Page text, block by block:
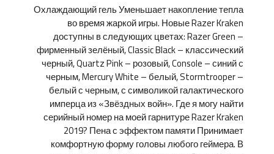
Охлаждающий гель Уменьшает накопление тепла
во время жаркой игры. Новые Razer Kraken
доступны в следующих цветах: Razer Green –
фирменный зелёный, Classic Black – классический
черный, Quartz Pink – розовый, Console – синий с
черным, Mercury White – белый, Stormtrooper –
белый с черным, с символикой галактического
имперца из «Звёздных войн». Где я могу найти
серийный номер на моей гарнитуре Razer Kraken
2019? Пена с эффектом памяти Принимает
комфортную форму головы любого геймера. В